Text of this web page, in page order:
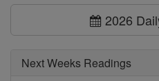
2026
Next Weeks Readings